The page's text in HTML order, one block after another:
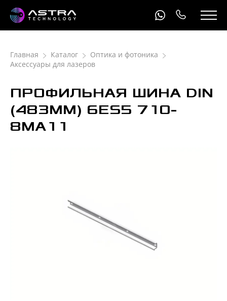
Главная Каталог
Оптика и фотоника
Аксессуары для лазеров
ПРОФИЛЬНАЯ ШИНА DIN
(483ММ) 6ЕS5 710-
8МА11